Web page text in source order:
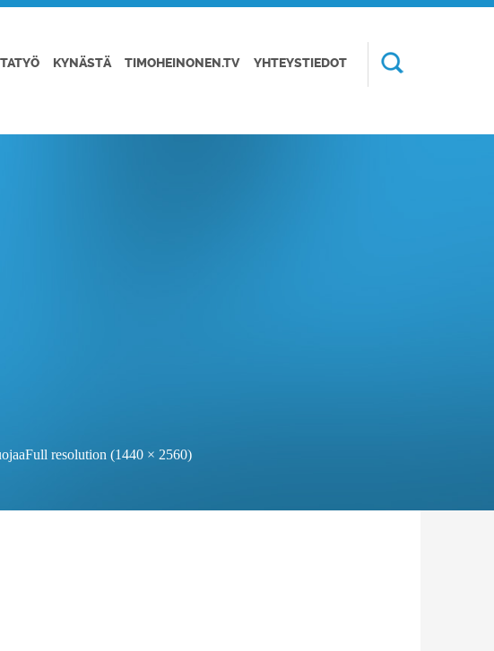
KYNÄSTÄ TIMOHEINONEN.TV YHTEYSTIEDOT
Full resolution (1440 × 2560)